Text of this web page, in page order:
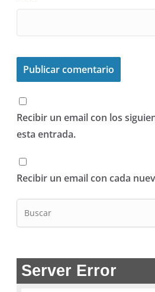
Recibir un email con los
esta entrada.
Recibir un email con cada